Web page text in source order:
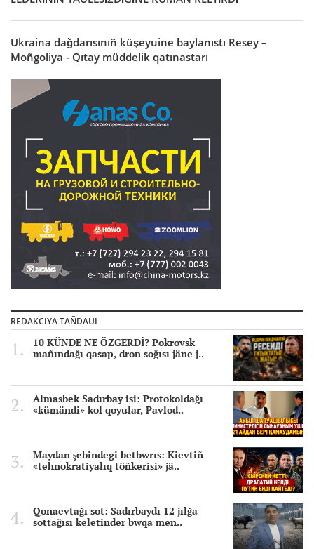
Ukraina dağdarısınıñ küşeyuine baylanıstı Resey –
Moñgoliya - Qıtay müddelik qatınastarı
REDAKCIYA TAÑDAUI
10 KÜNDE NE ÖZGERDİ? Pokrovsk
mañındağı qasap, dron soğısı jäne j..
Almasbek Sadırbay isi: Protokoldağı
«kümändi» kol qoyular, Pavlod..
Maydan şebindegi betbwrıs: Kievtiñ
«tehnokratiyalıq töñkerisi» jä..
Qonaevtağı sot: Sadırbaydı 12 jılğa
sottağısı keletinder bwqa men..